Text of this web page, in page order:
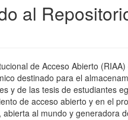
al
de Acceso Abierto
destinado para el
y de las tesis de estudiantes
de acceso abierto y en el
al mundo y generadora